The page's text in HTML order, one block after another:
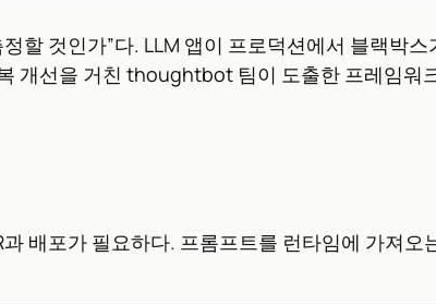
할 것인가”다. LLM 앱이 프로덕션에서 블랙박
개선을 거친 thoughtbot 팀이 도출한 프레임워
배포가 필요하다. 프롬프트를 런타임에 가져